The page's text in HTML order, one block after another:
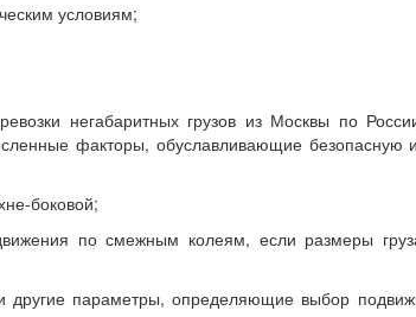
условиям;
негабаритных грузов из Москвы по
факторы, обуславливающие безопасную
боковой;
по смежным колеям, если размеры
другие параметры, определяющие выбор